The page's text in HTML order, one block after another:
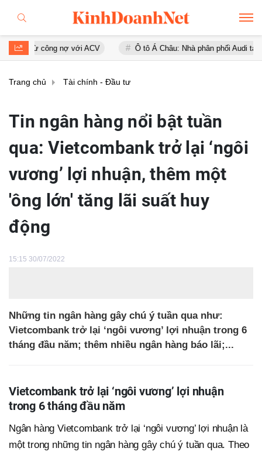
nợ với ACV Ô tô Á Châu: Nhà phân phối Audi tại Việt Nam kinh
Trang chủ Tài chính - Đầu tư
Tin ngân hàng nổi bật tuần
qua: Vietcombank trở lại ‘ngôi
vương’ lợi nhuận, thêm một
'ông lớn' tăng lãi suất huy
động
15:15 30/07/2022
Những tin ngân hàng gây chú ý tuần qua như:
Vietcombank trở lại ‘ngôi vương’ lợi nhuận trong 6
tháng đầu năm; thêm nhiều ngân hàng báo lãi;...
Vietcombank trở lại ‘ngôi vương’ lợi nhuận
trong 6 tháng đầu năm
Ngân hàng Vietcombank trở lại ‘ngôi vương’ lợi nhuận là
một trong những tin ngân hàng gây chú ý tuần qua. Theo